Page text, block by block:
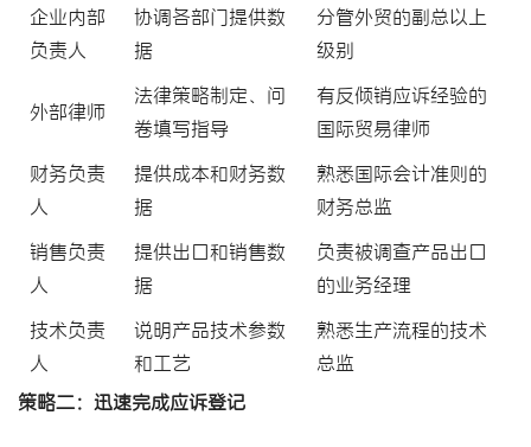
企业内部
负责人
协调各部门提供数
据
分管外贸的副总以上
级别
外部律师
法律策略制定、问
卷填写指导
有反倾销应诉经验的
国际贸易律师
财务负责
人
提供成本和财务数
据
熟悉国际会计准则的
财务总监
销售负责
人
提供出口和销售数
据
负责被调查产品出口
的业务经理
技术负责
人
说明产品技术参数
和工艺
熟悉生产流程的技术
总监
策略二：迅速完成应诉登记